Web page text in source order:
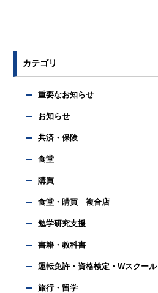
カテゴリ
重要なお知らせ
お知らせ
共済・保険
食堂
購買
食堂・購買 複合店
勉学研究支援
書籍・教科書
運転免許・資格検定・Wスクール
旅行・留学